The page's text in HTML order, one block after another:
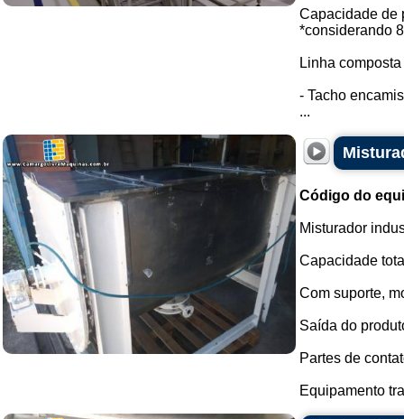
Capacidade de
*considerando
Linha
- Tacho
...
Código do
Misturador
Capacidade
Com suporte,
Saída do
Partes de
Equipamento